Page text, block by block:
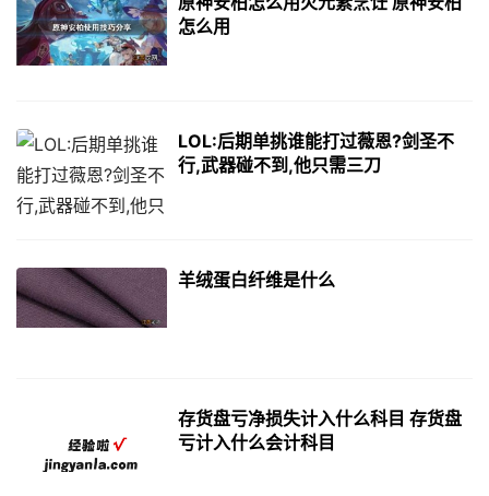
怎么用
LOL:后期单挑谁能打过薇恩?剑圣不
行,武器碰不到,他只需三刀
羊绒蛋白纤维是什么
存货盘亏净损失计入什么科目 存货盘
亏计入什么会计科目